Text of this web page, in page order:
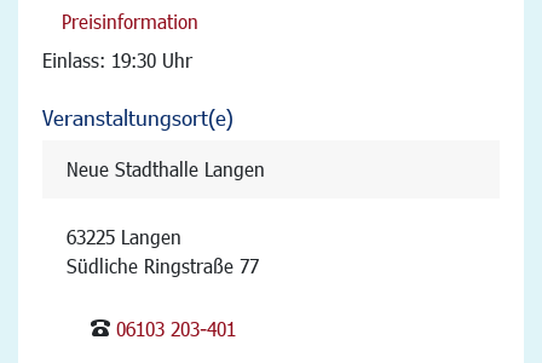
Preisinformation
Einlass: 19:30 Uhr
Veranstaltungsort(e)
Neue Stadthalle Langen
63225 Langen
Südliche Ringstraße 77
06103 203-401